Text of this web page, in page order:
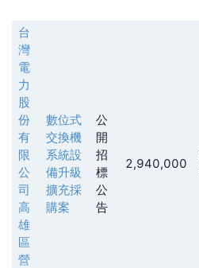
台
灣
電
力
股
份
有
限
公
司
高
雄
區
營
數位式
交換機
系統設
備升級
擴充採
購案
公
開
招
標
公
告
2,940,000